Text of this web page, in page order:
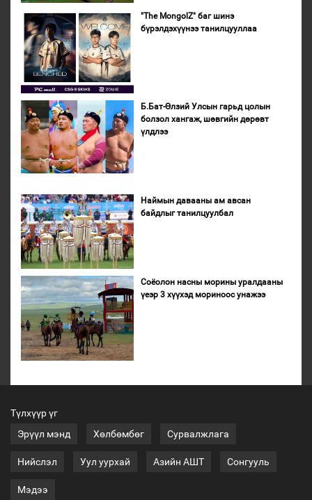
"The MongolZ" баг шинэ
бүрэлдэхүүнээ танилцууллаа
Б.Бат-Өлзий Улсын гарьд цолын
болзол хангаж, шөвгийн дөрөвт
үлдлээ
Наймын давааны ам авсан
байдлыг танилцуулбал
Соёолон насны морины уралдааны
үеэр 3 хүүхэд мориноос унажээ
Түлхүүр үг
Эрүүл мэнд
Хөлбөмбөг Сурвалжлага
Нийслэл Уул уурхай Азийн АШТ Сонгууль
Мэдээ